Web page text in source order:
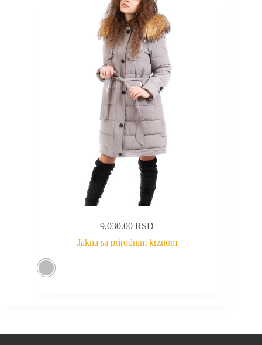
9,030.00RSD
Jakna sa prirodnim krznom